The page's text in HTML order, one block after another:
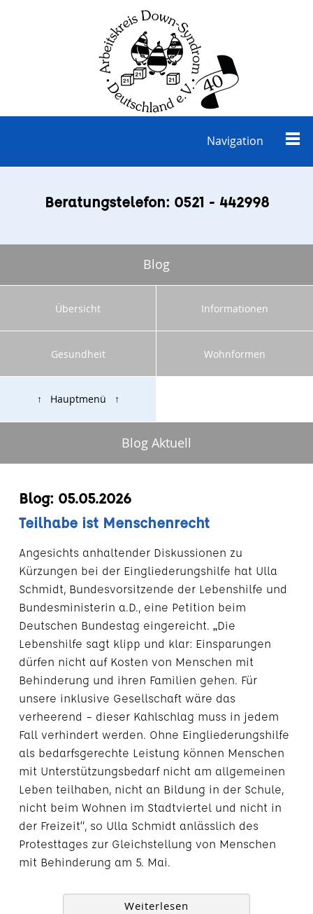
Navigation
Beratungstelefon: 0521 - 442998
Blog
Übersicht Informationen
Gesundheit Wohnformen
↑ Hauptmenü ↑
Blog Aktuell
Blog: 05.05.2026
Teilhabe ist Menschenrecht
Angesichts anhaltender Diskussionen zu
Kürzungen bei der Eingliederungshilfe hat Ulla
Schmidt, Bundesvorsitzende der Lebenshilfe und
Bundesministerin a.D., eine Petition beim
Deutschen Bundestag eingereicht. „Die
Lebenshilfe sagt klipp und klar: Einsparungen
dürfen nicht auf Kosten von Menschen mit
Behinderung und ihren Familien gehen. Für
unsere inklusive Gesellschaft wäre das
verheerend – dieser Kahlschlag muss in jedem
Fall verhindert werden. Ohne Eingliederungshilfe
als bedarfsgerechte Leistung können Menschen
mit Unterstützungsbedarf nicht am allgemeinen
Leben teilhaben, nicht an Bildung in der Schule,
nicht beim Wohnen im Stadtviertel und nicht in
der Freizeit“, so Ulla Schmidt anlässlich des
Protesttages zur Gleichstellung von Menschen
mit Behinderung am 5. Mai.
Weiterlesen